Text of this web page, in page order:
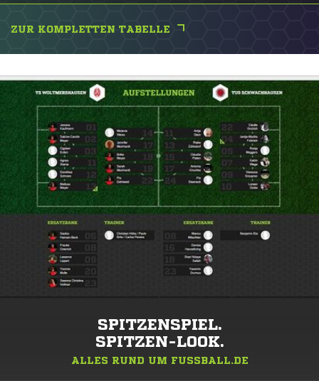
ZUR KOMPLETTEN TABELLE
SPITZENSPIEL.
SPITZEN-LOOK.
ALLES RUND UM FUSSBALL.DE